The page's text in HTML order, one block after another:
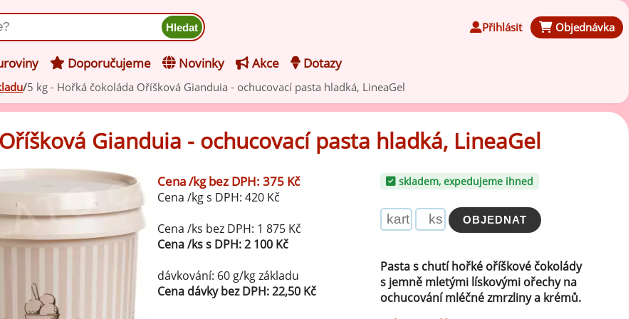
5 kg - Hořká čokoláda Oříšková Gianduia - ochucovací pasta hladká, LineaGel
pasty do mléčného
Vanilkové ochucovací pasty
Lískooříškové ochucovací pasty
Mandlové ochucovací pasty
Pistáciové ochucovací pasty
Čokoládové ochucovací pasty
Speciální ochucovací pasty
Kávové ochucovací pasty
základy pro výrobu
zmrzliny
zmrzliny
ochucené směsi pro
Doporučujeme Novinky Akce Dotazy
Přihlásit Objednávka
Gianduia - ochucovací pasta hladká, LineaGel
Cena /kg bez DPH: 375 Kč
Cena /kg s DPH: 420 Kč
Cena /ks bez DPH: 1 875 Kč
Cena /ks s DPH: 2 100 Kč
dávkování: 60 g/kg základu
Cena dávky bez DPH: 22,50 Kč
skladem, expedujeme ihned
Pasta s chutí hořké oříškové čokolády
s jemně mletými lískovými ořechy na
ochucování mléčné zmrzliny a krémů.